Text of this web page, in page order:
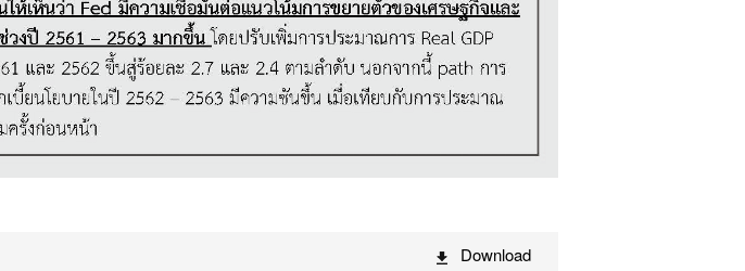
Download